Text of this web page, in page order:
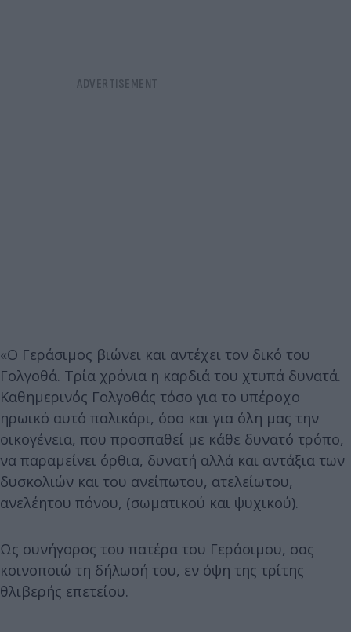
«Ο Γεράσιμος βιώνει και αντέχει τον δικό του
Γολγοθά. Τρία χρόνια η καρδιά του χτυπά δυνατά.
Καθημερινός Γολγοθάς τόσο για το υπέροχο
ηρωικό αυτό παλικάρι, όσο και για όλη μας την
οικογένεια, που προσπαθεί με κάθε δυνατό τρόπο,
να παραμείνει όρθια, δυνατή αλλά και αντάξια των
δυσκολιών και του ανείπωτου, ατελείωτου,
ανελέητου πόνου, (σωματικού και ψυχικού).
Ως συνήγορος του πατέρα του Γεράσιμου, σας
κοινοποιώ τη δήλωσή του, εν όψη της τρίτης
θλιβερής επετείου.